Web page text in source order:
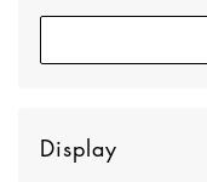
Display